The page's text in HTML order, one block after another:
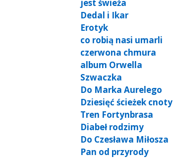
jest świeża
Dedal i Ikar
Erotyk
co robią nasi umarli
czerwona chmura
album Orwella
Szwaczka
Do Marka Aurelego
Dziesięć ścieżek cnoty
Tren Fortynbrasa
Diabeł rodzimy
Do Czesława Miłosza
Pan od przyrody